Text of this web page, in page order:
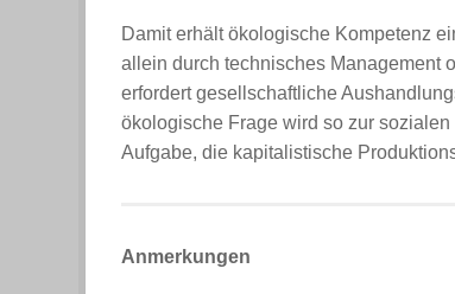
Damit erhält ökologische Kompetenz
allein durch technisches Management
erfordert gesellschaftliche
ökologische Frage wird so zur
Aufgabe, die kapitalistische
Anmerkungen